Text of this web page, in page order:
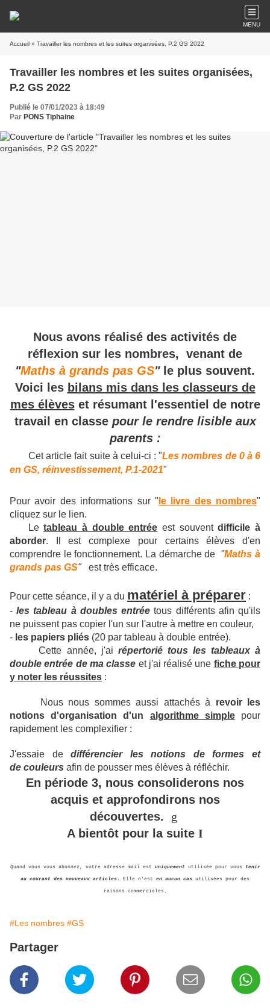
MENU
Accueil » Travailler les nombres et les suites organisées, P.2 GS 2022
Travailler les nombres et les suites organisées,
P.2 GS 2022
Publié le 07/01/2023 à 18:49
Par PONS Tiphaine
Nous avons réalisé des activités de
réflexion sur les nombres, venant de
"Maths à grands pas GS" le plus souvent.
Voici les bilans mis dans les classeurs de
mes élèveset résumant l'essentiel de notre
travail en classe pour le rendre lisible aux
parents :
Cet article fait suite à celui-ci : "Les nombres de 0 à 6
en GS, réinvestissement, P.1-2021"
Pour avoir des informations sur " le livre des nombres"
cliquez sur le lien.
Letableau à double entrée est souventdifficile à
aborder. Il est complexe pour certains élèves d'en
comprendre le fonctionnement. La démarche de "Maths à
grands pas GS"est très efficace.
Pour cette séance, il y a du matériel à préparer :
-les tableau à doubles entrée tous différents afin qu'ils
ne puissent pas copier l'un sur l'autre à mettre en couleur,
- les papiers pliés (20 par tableau à double entrée).
Cette année, j'ai répertorié tous les tableaux à
double entrée de ma classe et j'ai réalisé une fiche pour
y noter les réussites :
Nous nous sommes aussi attachés à revoir les
notions d'organisation d'un algorithme simplepour
rapidement les complexifier :
J'essaie dedifférencier les notions de formes et
de couleurs afin de pousser mes élèves à réfléchir.
En période 3, nous consoliderons nos
acquis et approfondirons nos
découvertes. g
A bientôt pour la suite I
Quand vous vous abonnez, votre adresse mail est uniquement utilisée pour vous tenir
au courant des nouveaux articles . Elle n'est en aucun cas utilisées pour des
raisons commerciales.
#Les nombres #GS
Partager